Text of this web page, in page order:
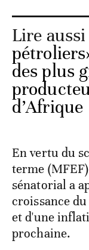
Lire aussi
des plus
d’Afrique
En vertu du
terme
sénatorial a
croissance
et d'une
prochaine.